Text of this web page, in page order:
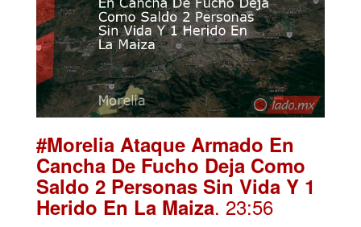
#Morelia Ataque Armado En
Cancha De Fucho Deja Como
Saldo 2 Personas Sin Vida Y 1
Herido En La Maiza. 23:56